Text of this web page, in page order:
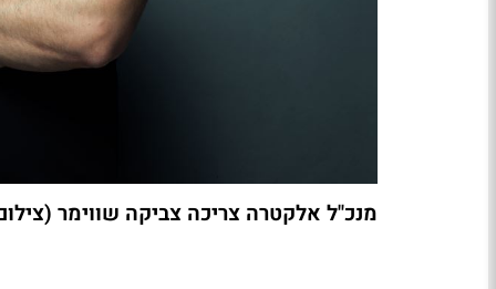
מנכ"ל אלקטרה צריכה צביקה שווימר